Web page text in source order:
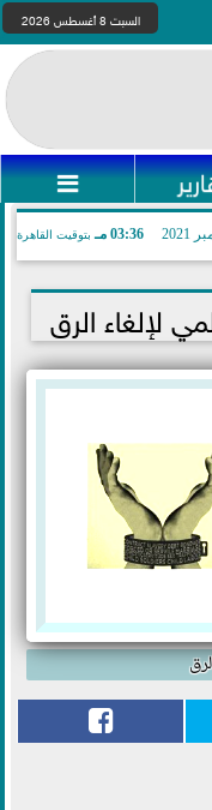
السبت 8 أغسطس 2026

03:36 مـ بتوقيت القاهرة
لإلغاء الرق